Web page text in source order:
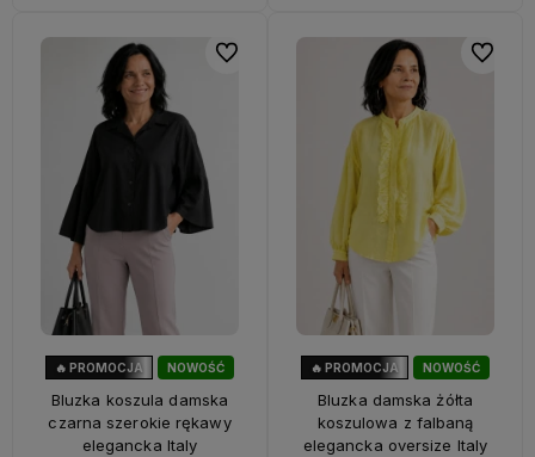
NOWOŚĆ
🔥 PROMOCJA
Bluzka koszula damska
czarna szerokie rękawy
elegancka Italy
Do ulubionych
NOWOŚĆ
OKAZJA
🔥 PROMOCJA
Bluzka damska żółta
koszulowa z falbaną
elegancka oversize Italy
Do